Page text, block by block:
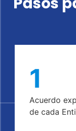
1
Acuerdo
de cada